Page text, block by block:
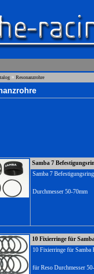
» Resonanzrohre
Samba 7
Samba 7
Durchmesser 50-70mm
10 Fixierringe für
10 Fixierringe für Samba
für Reso Durchmesser